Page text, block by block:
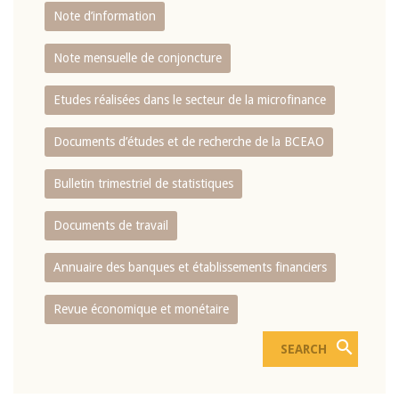
Note d’information
Note mensuelle de conjoncture
Etudes réalisées dans le secteur de la microfinance
Documents d’études et de recherche de la BCEAO
Bulletin trimestriel de statistiques
Documents de travail
Annuaire des banques et établissements financiers
Revue économique et monétaire